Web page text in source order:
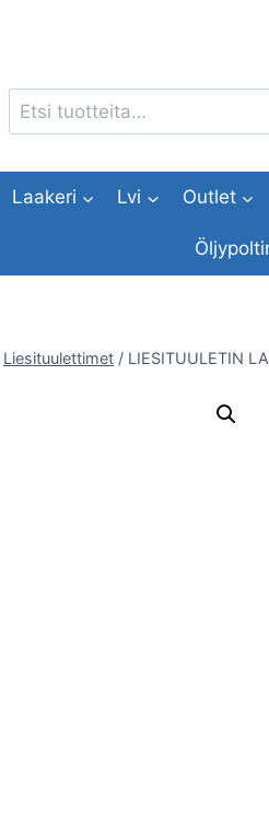
Etsi:
Laakeri Lvi Outlet
Liesituulettimet / LIESITUULETIN